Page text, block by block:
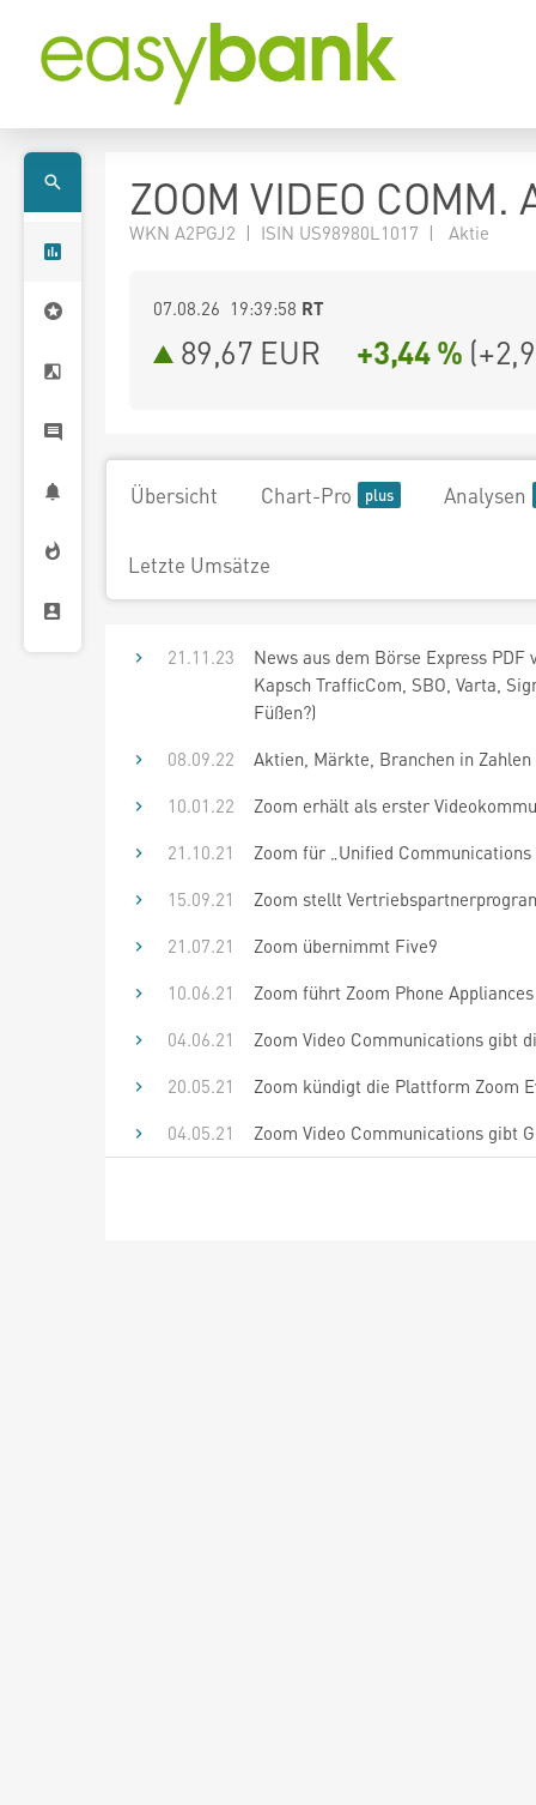
ZOOM VIDEO COMM.
WKN A2PGJ2 | ISIN US98980L1017 | Aktie
07.08.26 19:39:58 RT
89,67 EUR +3,44 % (
Übersicht Chart-Pro Analysen
Letzte Umsätze
21.11.23
News aus dem Börse Express
Kapsch TrafficCom, SBO, Varta,
Füßen?)
08.09.22
Aktien, Märkte, Branchen in
10.01.22
Zoom erhält als erster
21.10.21
Zoom für „Unified
15.09.21
Zoom stellt
21.07.21
Zoom übernimmt Five9
10.06.21
Zoom führt Zoom Phone
04.06.21
Zoom Video Communications gibt
20.05.21
Zoom kündigt die Plattform Zoom
04.05.21
Zoom Video Communications gibt